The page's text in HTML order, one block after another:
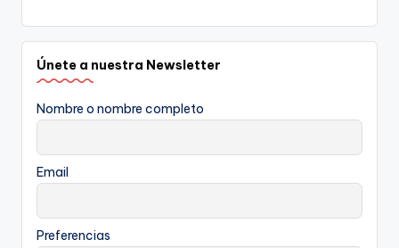
Únete a nuestra Newsletter
Nombre o nombre completo
Email
Preferencias